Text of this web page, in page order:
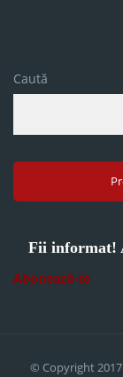
Caută
Fii informat!
Abonează-te
© Copyright